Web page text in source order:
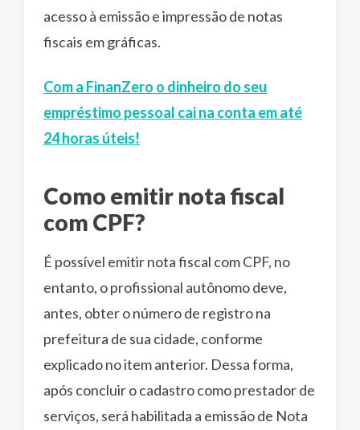
acesso à emissão e impressão de notas
fiscais em gráficas.
Com a FinanZero o dinheiro do seu
empréstimo pessoal cai na conta em até
24 horas úteis!
Como emitir nota fiscal
com CPF?
É possível emitir nota fiscal com CPF, no
entanto, o profissional autônomo deve,
antes, obter o número de registro na
prefeitura de sua cidade, conforme
explicado no item anterior. Dessa forma,
após concluir o cadastro como prestador de
serviços, será habilitada a emissão de Nota